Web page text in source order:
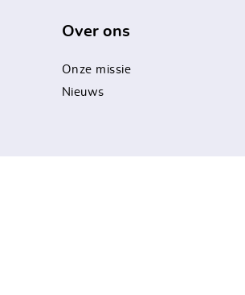
Over ons
Onze missie
Nieuws